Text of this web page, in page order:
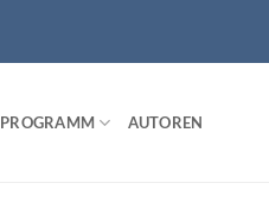
PROGRAMM AUTOREN